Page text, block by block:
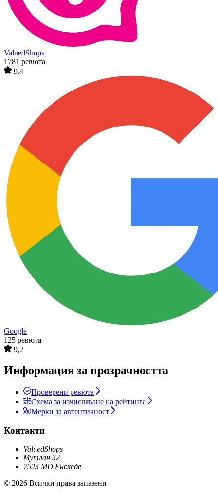
ValuedShops
1781 ревюта
9,4
Google
125 ревюта
9,2
Информация за прозрачността
Проверени ревюта
Схема за изчисляване на рейтинга
Мерки за автентичност
Контакти
ValuedShops
Мутлан 32
7523 MD Енсхеде
© 2026 Всички права запазени